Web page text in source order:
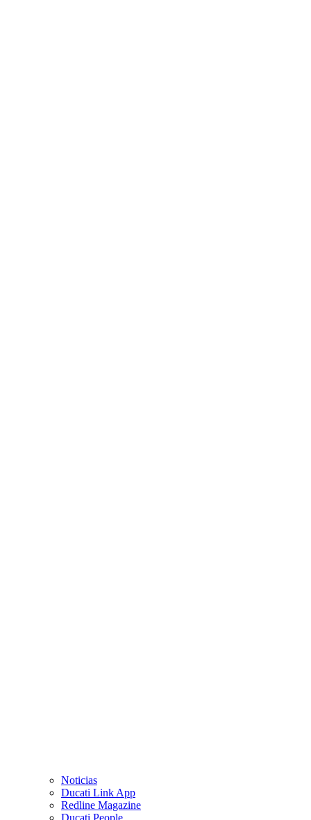
Noticias
Ducati Link App
Redline Magazine
Ducati People